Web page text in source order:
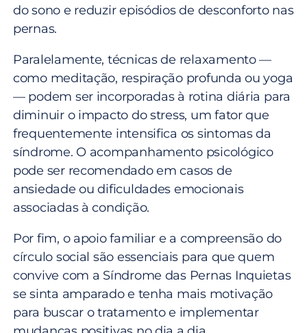
do sono e reduzir episódios de desconforto nas
pernas.
Paralelamente, técnicas de relaxamento —
como meditação, respiração profunda ou yoga
— podem ser incorporadas à rotina diária para
diminuir o impacto do stress, um fator que
frequentemente intensifica os sintomas da
síndrome. O acompanhamento psicológico
pode ser recomendado em casos de
ansiedade ou dificuldades emocionais
associadas à condição.
Por fim, o apoio familiar e a compreensão do
círculo social são essenciais para que quem
convive com a Síndrome das Pernas Inquietas
se sinta amparado e tenha mais motivação
para buscar o tratamento e implementar